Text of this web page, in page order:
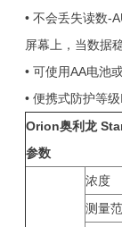
• 不会丢失读数-
屏幕上，当数据
• 可使用AA电池
• 便携式防护等级
Orion奥利龙
参数
浓度
测量